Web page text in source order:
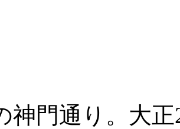
神門通り。大